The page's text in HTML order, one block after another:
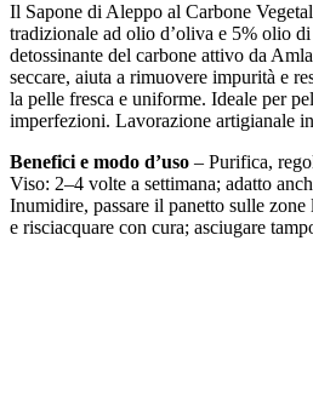
Il Sapone di Aleppo al Carbone
tradizionale ad olio d’oliva e 5% olio
detossinante del carbone attivo da
seccare, aiuta a rimuovere impurità e
la pelle fresca e uniforme. Ideale per
imperfezioni. Lavorazione artigianale
Benefici e modo d’uso – Purifica,
Viso: 2–4 volte a settimana; adatto
Inumidire, passare il panetto sulle
e risciacquare con cura; asciugare